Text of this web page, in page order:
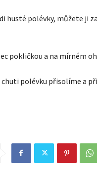
husté polévky, můžete ji
pokličkou a na mírném
chuti polévku přisolíme a